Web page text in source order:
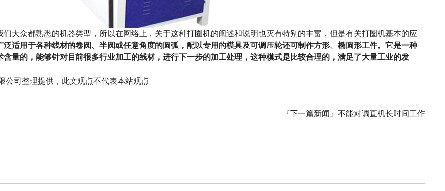
众都熟悉的机器类型，所以在网络上，关于这种打圈机的阐述和说明也灭有特别的丰富，但是有关打圈机基本的应
泛适用于各种线材的卷圆、半圆或任意角度的圆弧，配以专用的模具及可调压轮还可制作方形、椭圆形工件。它是一种
量的，能够针对目前很多行业加工的线材，进行下一步的加工处理，这种模式是比较合理的，满足了大量工业的发
公司整理提供，此文观点不代表本站观点
『下一篇新闻』 不能对调直机长时间工作